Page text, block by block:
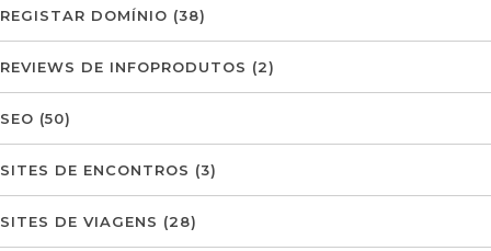
REGISTAR DOMÍNIO (38)
REVIEWS DE INFOPRODUTOS (2)
SEO (50)
SITES DE ENCONTROS (3)
SITES DE VIAGENS (28)